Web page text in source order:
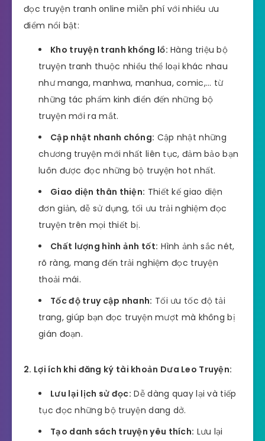
đọc truyện tranh online miễn phí với nhiều ưu
điểm nổi bật:
Kho truyện tranh khổng lồ: Hàng triệu bộ
truyện tranh thuộc nhiều thể loại khác nhau
như manga, manhwa, manhua, comic,… từ
những tác phẩm kinh điển đến những bộ
truyện mới ra mắt.
Cập nhật nhanh chóng: Cập nhật những
chương truyện mới nhất liên tục, đảm bảo bạn
luôn được đọc những bộ truyện hot nhất.
Giao diện thân thiện: Thiết kế giao diện
đơn giản, dễ sử dụng, tối ưu trải nghiệm đọc
truyện trên mọi thiết bị.
Chất lượng hình ảnh tốt: Hình ảnh sắc nét,
rõ ràng, mang đến trải nghiệm đọc truyện
thoải mái.
Tốc độ truy cập nhanh: Tối ưu tốc độ tải
trang, giúp bạn đọc truyện mượt mà không bị
gián đoạn.
2. Lợi ích khi đăng ký tài khoản Dưa Leo Truyện:
Lưu lại lịch sử đọc: Dễ dàng quay lại và tiếp
tục đọc những bộ truyện dang dở.
Tạo danh sách truyện yêu thích: Lưu lại